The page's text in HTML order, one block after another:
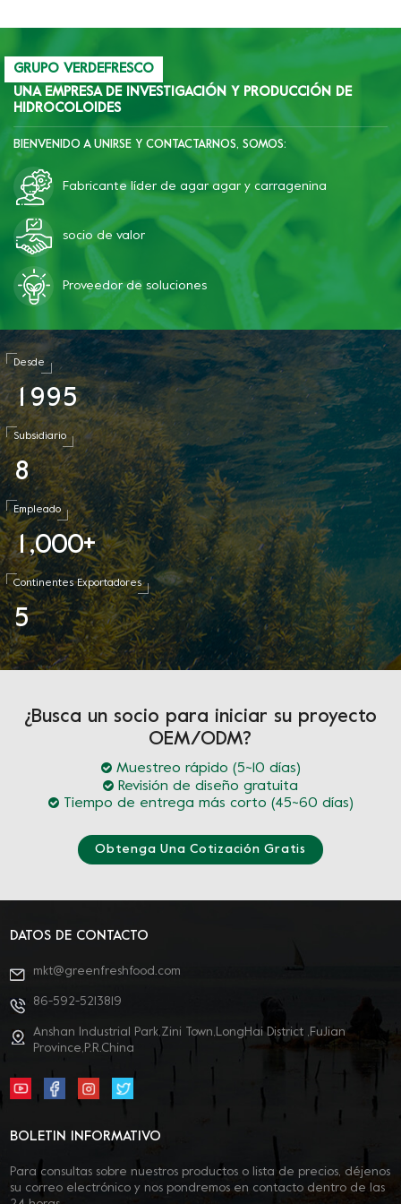
GRUPO VERDEFRESCO
UNA EMPRESA DE INVESTIGACIÓN Y PRODUCCIÓN DE
HIDROCOLOIDES
BIENVENIDO A UNIRSE Y CONTACTARNOS, SOMOS:
Fabricante líder de agar agar y carragenina
socio de valor
Proveedor de soluciones
Desde
1 995
Subsidiario
8
Empleado
1 ,000+
Continentes Exportadores
5
¿Busca un socio para iniciar su proyecto
OEM/ODM?
Muestreo rápido (5~10 días)
Revisión de diseño gratuita
Tiempo de entrega más corto (45~60 días)
Obtenga Una Cotización Gratis
DATOS DE CONTACTO
mkt@greenfreshfood.com
86-592-5213819
Anshan Industrial Park,Zini Town,LongHai District ,FuJian
Province,P.R.China
BOLETIN INFORMATIVO
Para consultas sobre nuestros productos o lista de precios, déjenos
su correo electrónico y nos pondremos en contacto dentro de las